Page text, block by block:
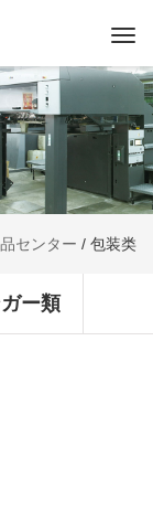
センター / 包装类
ー類